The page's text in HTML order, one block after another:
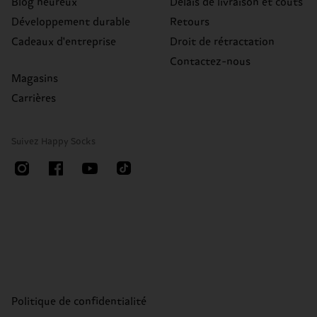
Blog heureux
Développement durable
Cadeaux d'entreprise
Magasins
Carrières
Délais de livraison et coûts
Retours
Droit de rétractation
Contactez-nous
Suivez Happy Socks
Politique de confidentialité